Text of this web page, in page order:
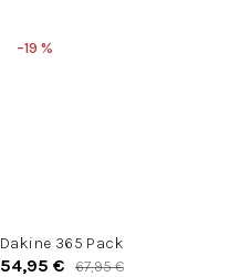
–19 %
Dakine 365 Pack
54,95 € 67,95 €